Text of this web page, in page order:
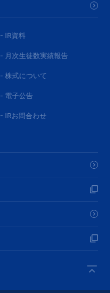
- IR資料
- 月次生徒数実績報告
- 株式について
- 電子公告
- IRお問合わせ